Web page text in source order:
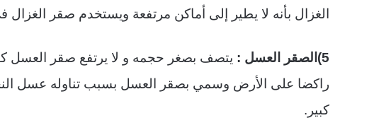
الغزال بأنه لا يطير إلى أماكن مرتفعة ويستخدم صقر الغزال
5)الصقر العسل :
يتصف بصغر حجمه و لا يرتفع صقر العسل
راكضا على الأرض وسمي بصقر العسل بسبب تناوله عسل
كبير.